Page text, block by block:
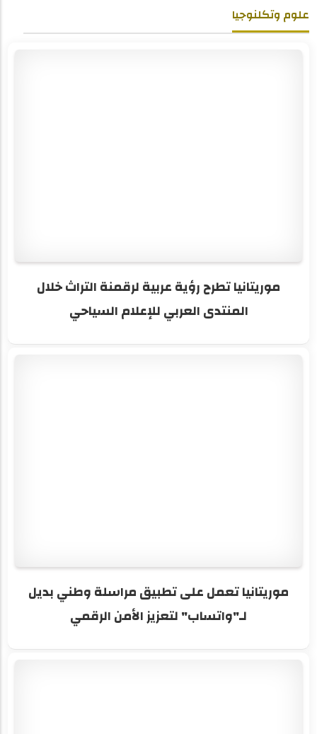
علوم وتكلنوجيا
موريتانيا تطرح رؤية عربية لرقمنة التراث خلال
المنتدى العربي للإعلام السياحي
موريتانيا تعمل على تطبيق مراسلة وطني بديل
لـ"واتساب" لتعزيز الأمن الرقمي